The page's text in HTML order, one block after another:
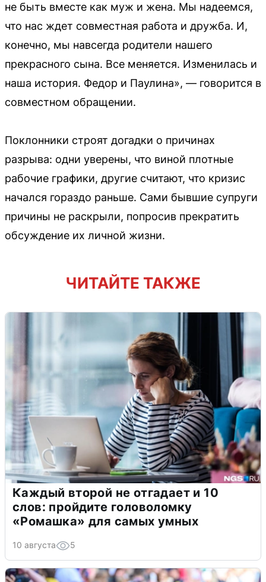
не быть вместе как муж и жена. Мы надеемся,
что нас ждет совместная работа и дружба. И,
конечно, мы навсегда родители нашего
прекрасного сына. Все меняется. Изменилась и
наша история. Федор и Паулина», — говорится в
совместном обращении.
Поклонники строят догадки о причинах
разрыва: одни уверены, что виной плотные
рабочие графики, другие считают, что кризис
начался гораздо раньше. Сами бывшие супруги
причины не раскрыли, попросив прекратить
обсуждение их личной жизни.
ЧИТАЙТЕ ТАКЖЕ
Каждый второй не отгадает и 10
слов: пройдите головоломку
«Ромашка» для самых умных
10 августа 5